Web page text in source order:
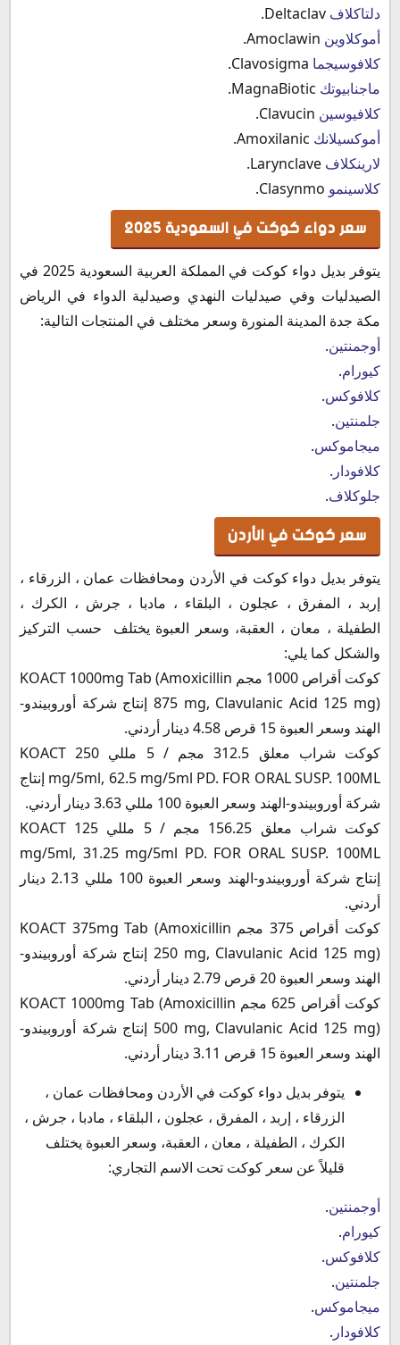
دلتاكلاف
أموكلاوين
كلافوسيجما
ماجنابيوتك
كلافيوسين
أموكسيلانك
لارينكلاف
كلاسينمو
سعر دواء كوكت في السعودية 2025
يتوفر بديل دواء كوكت في المملكة العربية السعودية 2025 في
الصيدليات وفي صيدليات النهدي وصيدلية الدواء في الرياض
مكة جدة المدينة المنورة وسعر مختلف في المنتجات التالية:
أوجمنتين.
كيورام.
كلافوكس.
جلمنتين.
ميجاموكس.
كلافودار .
جلوكلاف.
سعر كوكت في الأردن
يتوفر بديل دواء كوكت في الأردن ومحافظات عمان ، الزرقاء ،
إربد ، المفرق ، عجلون ، البلقاء ، مادبا ، جرش ، الكرك ،
الطفيلة ، معان ، العقبة، وسعر العبوة يختلف حسب التركيز
والشكل كما يلي:
كوكت أقراص 1000 مجم KOACT 1000mg Tab (Amoxicillin
875 mg, Clavulanic Acid 125 mg) إنتاج شركة أوروبيندو-
الهند وسعر العبوة 15 قرص 4.58 دينار أردني.
كوكت شراب معلق 312.5 مجم / 5 مللي KOACT 250
mg/5ml, 62.5 mg/5ml PD. FOR ORAL SUSP. 100ML إنتاج
شركة أوروبيندو-الهند وسعر العبوة 100 مللي 3.63 دينار أردني.
كوكت شراب معلق 156.25 مجم / 5 مللي KOACT 125
mg/5ml, 31.25 mg/5ml PD. FOR ORAL SUSP. 100ML
إنتاج شركة أوروبيندو-الهند وسعر العبوة 100 مللي 2.13 دينار
أردني.
كوكت أقراص 375 مجم KOACT 375mg Tab (Amoxicillin
250 mg, Clavulanic Acid 125 mg) إنتاج شركة أوروبيندو-
الهند وسعر العبوة 20 قرص 2.79 دينار أردني.
كوكت أقراص 625 مجم KOACT 1000mg Tab (Amoxicillin
500 mg, Clavulanic Acid 125 mg) إنتاج شركة أوروبيندو-
الهند وسعر العبوة 15 قرص 3.11 دينار أردني.
يتوفر بديل دواء كوكت في الأردن ومحافظات عمان ،
الزرقاء ، إربد ، المفرق ، عجلون ، البلقاء ، مادبا ، جرش ،
الكرك ، الطفيلة ، معان ، العقبة، وسعر العبوة يختلف
قليلاً عن سعر كوكت تحت الاسم التجاري:
أوجمنتين.
كيورام.
كلافوكس.
جلمنتين.
ميجاموكس.
كلافودار .